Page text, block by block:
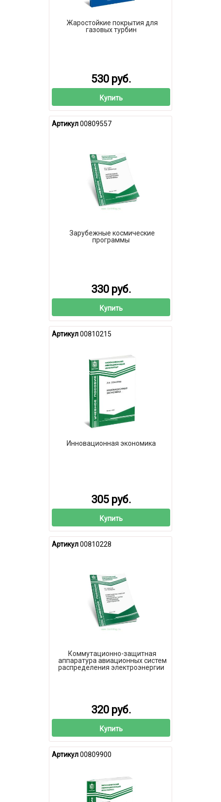
Жаростойкие покрытия для
газовых турбин
530 руб.
Купить
Артикул00809557
Зарубежные космические
программы
330 руб.
Купить
Артикул00810215
Инновационная экономика
305 руб.
Купить
Артикул00810228
Коммутационно-защитная
аппаратура авиационных систем
распределения электроэнергии
320 руб.
Купить
Артикул00809900